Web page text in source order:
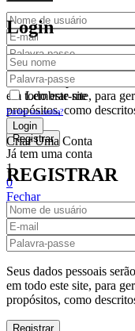
Seus dados pessoais
em todo este site, para
propósitos, como
Já tem uma conta
1
0
Fechar
Carrinho De Compras(0)
No products in the cart.
Login
Lembrar-me
Perdeu sua senha?
Criar Uma Conta
REGISTRAR
Seus dados pessoais
em todo este site, para
propósitos, como